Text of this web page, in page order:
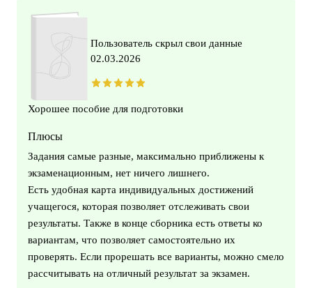
Пользователь скрыл свои данные
02.03.2026
Хорошее пособие для подготовки
Плюсы
Задания самые разные, максимально приближены к
экзаменационным, нет ничего лишнего.
Есть удобная карта индивидуальных достижений
учащегося, которая позволяет отслеживать свои
результаты. Также в конце сборника есть ответы ко
вариантам, что позволяет самостоятельно их
проверять. Если прорешать все варианты, можно смело
рассчитывать на отличный результат за экзамен.